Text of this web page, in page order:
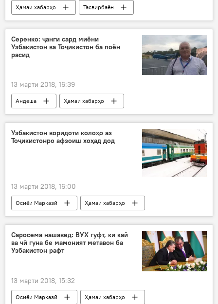
Ҳамаи хабарҳо
Тасвирбаён
Ӯзбекистон
Эмомалӣ Раҳмон
Дар Тоҷикистон
Серенко: ҷанги сард миёни
Узбакистон ва Тоҷикистон ба поён
расид
13 марти 2018, 16:39
Андеша
Ҳамаи хабарҳо
Узбаикстон
Андрей Серенко
ҷанги сард
Дар Тоҷикистон
Узбакистон воридоти колоҳо аз
Тоҷикистонро афзоиш хоҳад дод
13 марти 2018, 16:00
Осиёи Марказӣ
Ҳамаи хабарҳо
Ӯзбекистон
коло
Дар Тоҷикистон
Кумитаи сармоягузорӣ
Саросема нашавед: ВУХ гуфт, ки кай
ва чӣ гуна бе мамоният метавон ба
Узбакистон рафт
13 марти 2018, 15:32
Осиёи Марказӣ
Ҳамаи хабарҳо